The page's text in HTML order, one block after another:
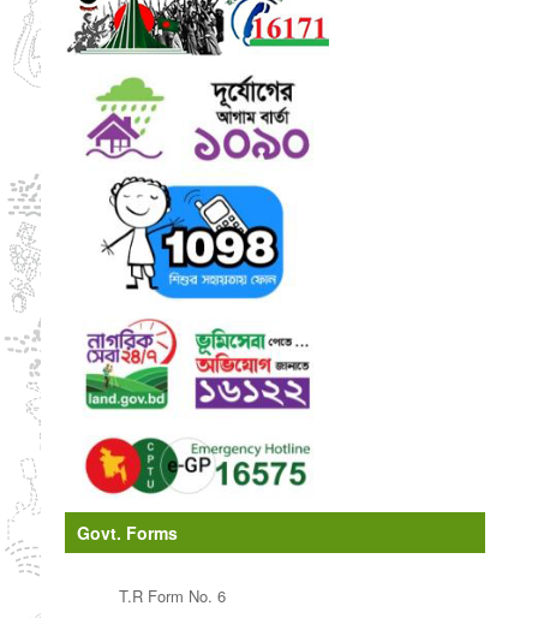
Govt. Forms
T.R Form No. 6